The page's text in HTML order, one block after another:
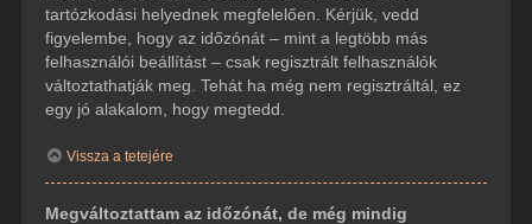
tartózkodási helyednek megfelelően. Kérjük, vedd
figyelembe, hogy az időzónát – mint a legtöbb más
felhasználói beállítást – csak regisztrált felhasználók
változtathatják meg. Tehát ha még nem regisztráltál, ez
egy jó alakalom, hogy megtedd.
Vissza a tetejére
Megváltoztattam az időzónát, de még mindig